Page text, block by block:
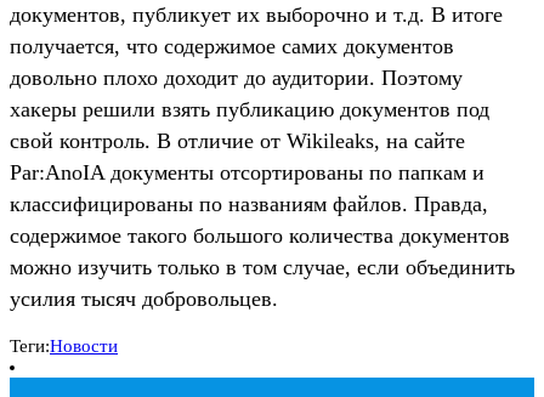
документов, публикует их выборочно и т.д. В итоге
получается, что содержимое самих документов
довольно плохо доходит до аудитории. Поэтому
хакеры решили взять публикацию документов под
свой контроль. В отличие от Wikileaks, на сайте
Par:AnoIA документы отсортированы по папкам и
классифицированы по названиям файлов. Правда,
содержимое такого большого количества документов
можно изучить только в том случае, если объединить
усилия тысяч добровольцев.
Теги:Новости